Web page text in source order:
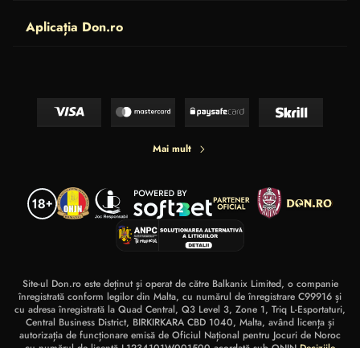
Aplicația Don.ro
Mai mult
Site-ul Don.ro este deținut și operat de către Balkanix Limited, o companie
înregistrată conform legilor din Malta, cu numărul de înregistrare C99916 și
cu adresa înregistrată la Quad Central, Q3 Level 3, Zone 1, Triq L-Esportaturi,
Central Business District, BIRKIRKARA CBD 1040, Malta, având licența și
autorizația de funcționare emisă de Oficiul Național pentru Jocuri de Noroc